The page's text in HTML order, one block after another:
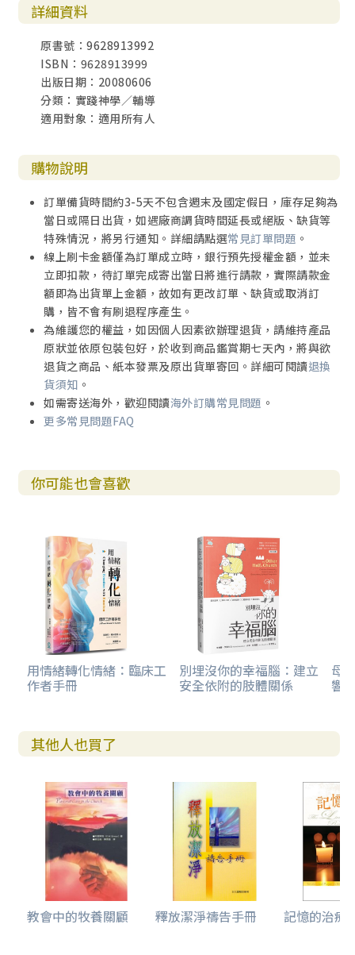
詳細資料
原書號：9628913992
ISBN：9628913999
出版日期：20080606
分類：實踐神學／輔導
適用對象：適用所有人
購物說明
訂單備貨時間約3-5天不包含週末及國定假日，庫存足夠為
當日或隔日出貨，如遇廠商調貨時間延長或絕版、缺貨等
特殊情況，將另行通知。詳細請點選常見訂單問題 。
線上刷卡金額僅為訂單成立時，銀行預先授權金額，並未
立即扣款，待訂單完成寄出當日將進行請款，實際請款金
額即為出貨單上金額，故如有更改訂單、缺貨或取消訂
購，皆不會有刷退程序產生。
為維護您的權益，如因個人因素欲辦理退貨，請維持產品
原狀並依原包裝包好，於收到商品鑑賞期七天內，將與欲
退貨之商品、紙本發票及原出貨單寄回。詳細可閱讀退換
貨須知 。
如需寄送海外，歡迎閱讀海外訂購常見問題 。
更多常見問題FAQ
你可能也會喜歡
用情緒轉化情緒：臨床工
作者手冊
別埋沒你的幸福腦：建立
安全依附的肢體關係
母
響
其他人也買了
教會中的牧養關顧 釋放潔淨禱告手冊 記憶的治療